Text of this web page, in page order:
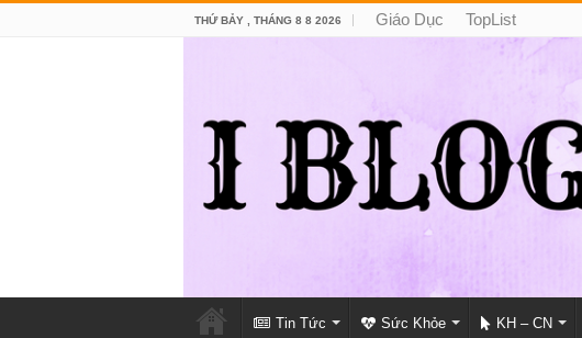
THỨ BẢY , THÁNG 8 8 2026 Giáo Dục TopList
Tin Tức Sức Khỏe KH – CN